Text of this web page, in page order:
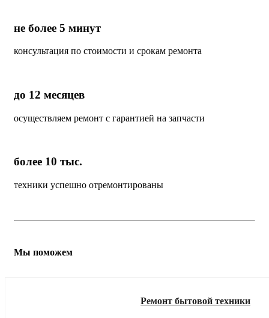
не более 5 минут
консультация по стоимости и срокам ремонта
до 12 месяцев
осуществляем ремонт с гарантией на запчасти
более 10 тыс.
техники успешно отремонтированы
Мы поможем
Ремонт бытовой техники